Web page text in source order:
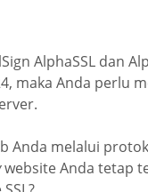
AlphaSSL dan
maka Anda perlu
Anda melalui
website Anda tetap